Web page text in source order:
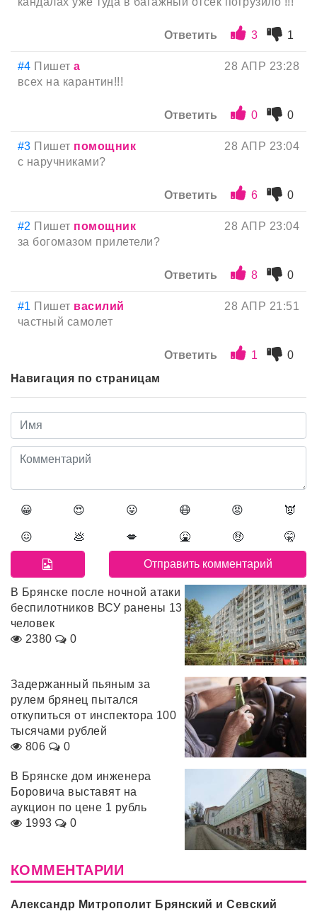
Ответить 3 1
#4 Пишета
28 АПР 23:28
всех на карантин!!!
Ответить 0 0
#3 Пишет помощник
28 АПР 23:04
с наручниками?
Ответить 6 0
#2 Пишет помощник
28 АПР 23:04
за богомазом прилетели?
Ответить 8 0
#1 Пишет василий
28 АПР 21:51
частный самолет
Ответить 1
0
Навигация по страницам
😀 😍 😛 😷 😡 👿
😖 💩 💋 🤮 🤑 🤫
В Брянске после ночной атаки
беспилотников ВСУ ранены 13
человек
2380
0
Задержанный пьяным за
рулем брянец пытался
откупиться от инспектора 100
тысячами рублей
806
0
В Брянске дом инженера
Боровича выставят на
аукцион по цене 1 рубль
1993
0
КОММЕНТАРИИ
Александр Митрополит Брянский и Севский